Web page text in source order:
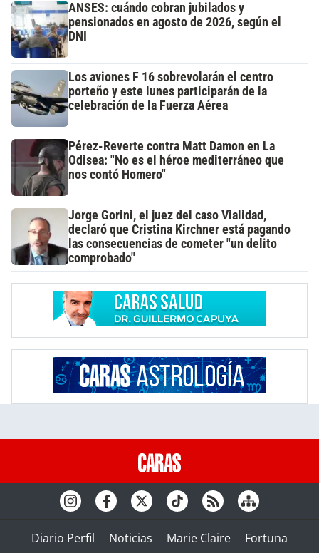
ANSES: cuándo cobran jubilados y
pensionados en agosto de 2026, según el
DNI
Los aviones F 16 sobrevolarán el centro
porteño y este lunes participarán de la
celebración de la Fuerza Aérea
Pérez-Reverte contra Matt Damon en La
Odisea: "No es el héroe mediterráneo que
nos contó Homero"
Jorge Gorini, el juez del caso Vialidad,
declaró que Cristina Kirchner está pagando
las consecuencias de cometer "un delito
comprobado"
Diario Perfil Noticias Marie Claire Fortuna